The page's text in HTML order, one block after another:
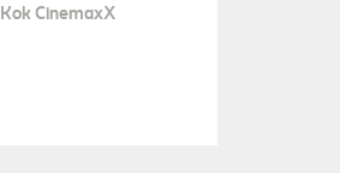
Kok CinemaxX